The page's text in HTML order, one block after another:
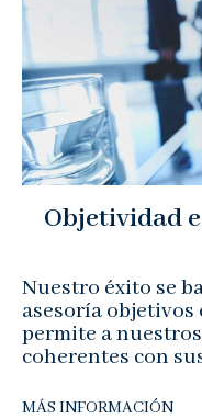
Objetividad
Nuestro éxito se
asesoría
permite a
coherentes con
MÁS INFORMACIÓN